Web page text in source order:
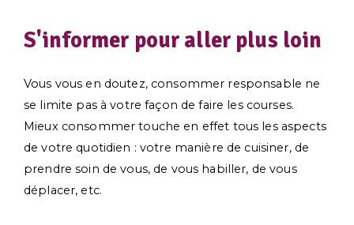
S'informer pour aller plus loin
Vous vous en doutez, consommer responsable ne
se limite pas à votre façon de faire les courses.
Mieux consommer touche en effet tous les aspects
de votre quotidien : votre manière de cuisiner, de
prendre soin de vous, de vous habiller, de vous
déplacer, etc.